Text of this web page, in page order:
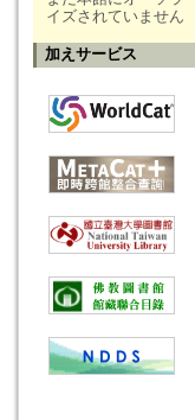
イズされていません
加えサービス